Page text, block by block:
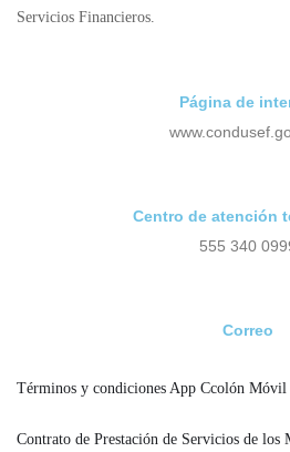
Servicios Financieros.
Página de
Centro de atención
555 340
Correo
Términos y condiciones App Ccolón Móvil
Contrato de Prestación de Servicios de los